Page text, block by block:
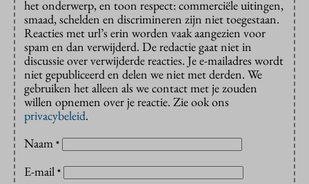
het onderwerp, en toon respect: commerciële uitingen,
smaad, schelden en discrimineren zijn niet toegestaan.
Reacties met url’s erin worden vaak aangezien voor
spam en dan verwijderd. De redactie gaat niet in
discussie over verwijderde reacties. Je e-mailadres wordt
niet gepubliceerd en delen we niet met derden. We
gebruiken het alleen als we contact met je zouden
willen opnemen over je reactie. Zie ook ons
privacybeleid.
Naam *
E-mail *